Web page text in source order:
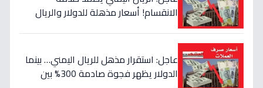
الانقسام! أسعار مذهلة للدولار والريال
عاجل: استقرار مذهل للريال اليمني… بينما
الدولار يظهر فجوة صادمة 300% بين